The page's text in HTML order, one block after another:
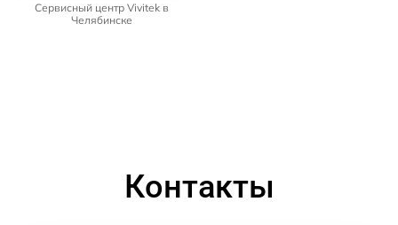
Сервисный центр Vivitek в
Челябинске
Контакты